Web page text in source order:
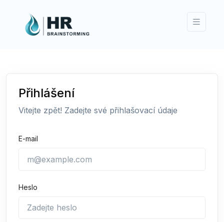
Přihlášení
Vitejte zpět! Zadejte své přihlašovací údaje
E-mail
Heslo